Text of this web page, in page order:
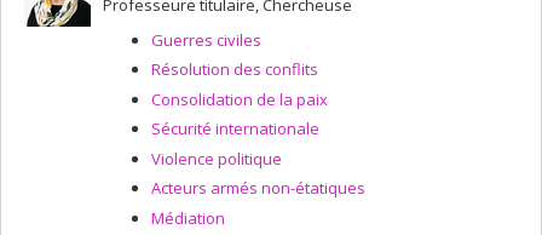
Guerres civiles
Résolution des conflits
Consolidation de la paix
Sécurité internationale
Violence politique
Acteurs armés non-étatiques
Médiation